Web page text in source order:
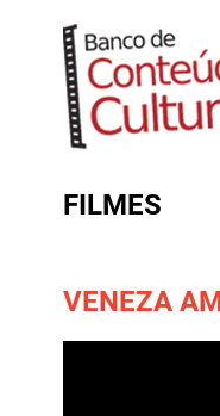
FILMES
VENEZA